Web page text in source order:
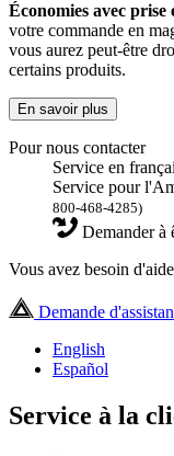
Économies avec prise
votre commande en
vous aurez peut-être
certains produits.
En savoir plus
Pour nous contacter
Service en
Service pour
800-468-4285)
Demander à
Vous avez besoin
Demande
English
Español
Service à la